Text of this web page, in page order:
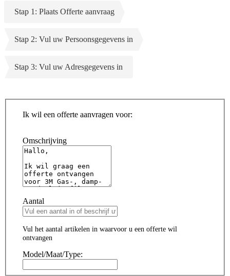
Stap 1: Plaats Offerte aanvraag
Stap 2: Vul uw Persoonsgegevens in
Stap 3: Vul uw Adresgegevens in
Ik wil een offerte aanvragen voor:
Omschrijving
Aantal
Vul het aantal artikelen in waarvoor u een offerte wil
ontvangen
Model/Maat/Type: